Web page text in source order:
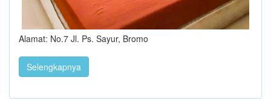
Alamat: No.7 Jl. Ps. Sayur, Bromo
Selengkapnya